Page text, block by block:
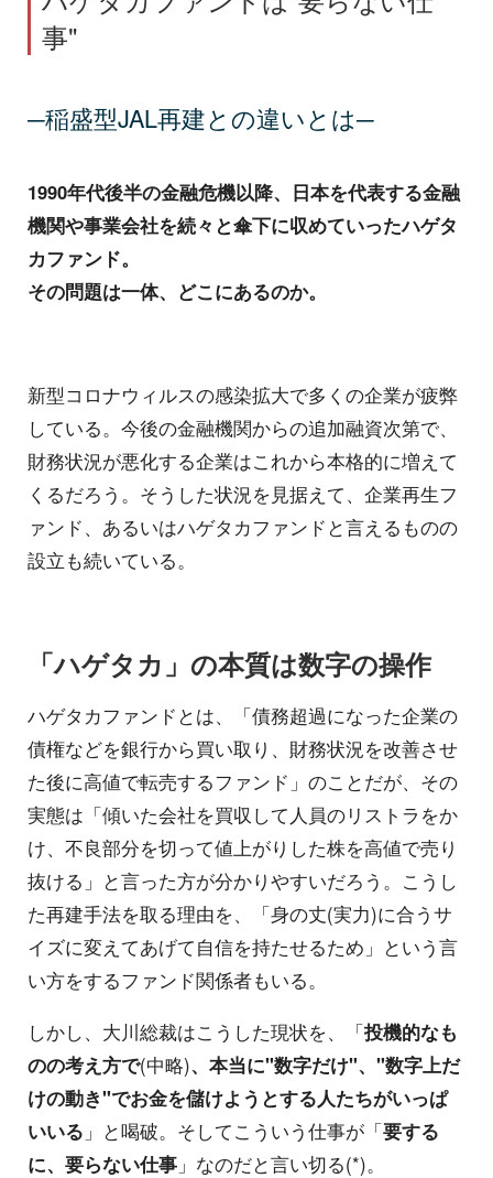
事"
─稲盛型JAL再建との違いとは─
1990年代後半の金融危機以降、日本を代表する金融
機関や事業会社を続々と傘下に収めていったハゲタ
カファンド。
その問題は一体、どこにあるのか。
新型コロナウィルスの感染拡大で多くの企業が疲弊
している。今後の金融機関からの追加融資次第で、
財務状況が悪化する企業はこれから本格的に増えて
くるだろう。そうした状況を見据えて、企業再生フ
ァンド、あるいはハゲタカファンドと言えるものの
設立も続いている。
「ハゲタカ」の本質は数字の操作
ハゲタカファンドとは、「債務超過になった企業の
債権などを銀行から買い取り、財務状況を改善させ
た後に高値で転売するファンド」のことだが、その
実態は「傾いた会社を買収して人員のリストラをか
け、不良部分を切って値上がりした株を高値で売り
抜ける」と言った方が分かりやすいだろう。こうし
た再建手法を取る理由を、「身の丈(実力)に合うサ
イズに変えてあげて自信を持たせるため」という言
い方をするファンド関係者もいる。
しかし、大川総裁はこうした現状を、「投機的なも
のの考え方で(中略)、本当に"数字だけ"、"数字上だ
けの動き"でお金を儲けようとする人たちがいっぱ
いいる 」と喝破。そしてこういう仕事が「要する
に、要らない仕事 」なのだと言い切る(*)。